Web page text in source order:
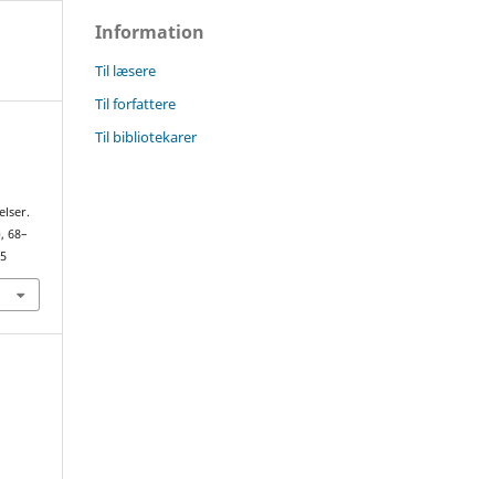
68–
Information
Til læsere
Til forfattere
Til bibliotekarer